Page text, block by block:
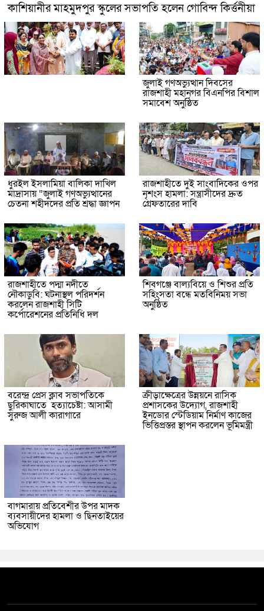
কাশিয়ানীর মাহমুদপুর স্কুলের সভাপতি হলেন গোবিন্দ কির্ত্তনীয়া
জুলাই গণঅভ্যুত্থান দিবসের
রাজশাহী মহানগর বিএনপির বিশাল
সমাবেশ অনুষ্ঠিত
ধুরইল ইসলামিয়া বালিকা দাখিল
মাদ্রাসায় “জুলাই গণঅভ্যুত্থানের
চেতনা শহীদদের প্রতি শ্রদ্ধা জ্ঞাপন
রাজশাহীতে দুই সাংবাদিকের ওপর
নৃশংস হামলা: সন্ত্রাসীদের দ্রুত
গ্রেফতারের দাবি
রাজশাহীতে পদ্মা নদীতে
নৌকাডুবি: ঘটনাস্থল পরিদর্শন
করলেন রাজশাহী সিটি
কর্পোরেশনের প্রতিনিধি দল
শিবগঞ্জে বাল্যবিয়ে ও শিশুর প্রতি
সহিংসতা বন্ধে মতবিনিময় সভা
অনুষ্ঠিত
বরেন্দ্র প্রেস ক্লাব সভাপতিকে
ছুরিকাঘাতে হত্যাচেষ্টা: আসামী
সুরুজ আলী কারাগারে
ক্রীড়াক্ষেত্রের উন্নয়নে রাসিক
প্রশাসকের উদ্যোগ, রাজশাহী
ইনডোর স্টেডিয়াম নির্মাণ কাজের
ভিত্তিপ্রস্তর স্থাপন করলেন ভূমিমন্ত্রী
বাগমারায় প্রতিবেশীর উপর মাদক
ব্যবসায়ীদের হামলা ও ছিনতাইয়ের
অভিযোগ